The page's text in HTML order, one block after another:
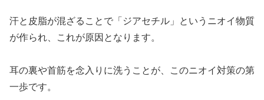
汗と皮脂が混ざることで「ジアセチル」というニオイ物質
が作られ、これが原因となります。
耳の裏や首筋を念入りに洗うことが、このニオイ対策の第
一歩です。